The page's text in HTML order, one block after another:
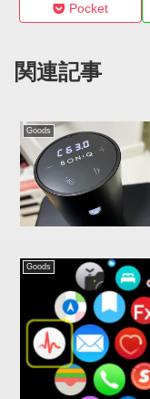
Pocket
関連記事
Goods
Goods